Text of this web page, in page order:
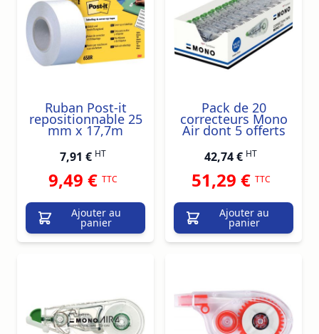
Ruban Post-it
repositionnable 25
mm x 17,7m
7,91 € HT
9,49 € TTC
Ajouter au
panier
Pack de 20
correcteurs Mono
Air dont 5 offerts
42,74 € HT
51,29 € TTC
Ajouter au
panier